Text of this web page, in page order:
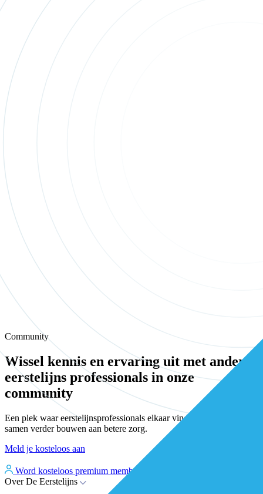
Community
Wissel kennis en ervaring uit met andere
eerstelijns professionals in onze
community
Een plek waar eerstelijnsprofessionals elkaar vinden, versterken en
samen verder bouwen aan betere zorg.
Meld je kosteloos aan
Word kosteloos premium member
Over De Eerstelijns